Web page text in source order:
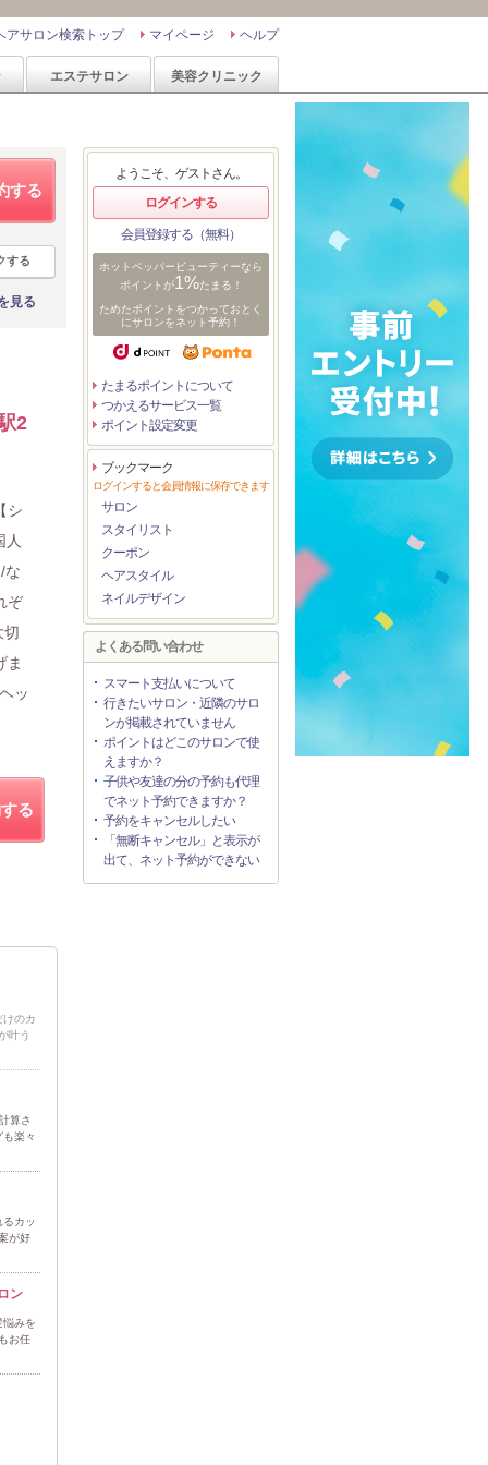
ヘルプ
マイページ
アサロン検索トップ
エステサロン 美容クリニック
する
する
見る
2
シ
人
な
ぞ
切
ま
ッ
る
けのカ
叶う
算さ
楽々
るカッ
が好
ン
悩みを
お任
ようこそ、ゲストさん。
ログインする
会員登録する（無料）
ホットペッパービューティーなら
ポイントが1%たまる！
ためたポイントをつかっておとく
にサロンをネット予約！
たまるポイントについて
つかえるサービス一覧
ポイント設定変更
ブックマーク
ログインすると会員情報に保存できます
サロン
スタイリスト
クーポン
ヘアスタイル
ネイルデザイン
よくある問い合わせ
スマート支払いについて
行きたいサロン・近隣のサロ
ンが掲載されていません
ポイントはどこのサロンで使
えますか？
子供や友達の分の予約も代理
でネット予約できますか？
予約をキャンセルしたい
「無断キャンセル」と表示が
出て、ネット予約ができない